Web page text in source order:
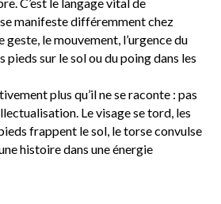
manifeste différemment chez
geste, le mouvement, l’urgence du
pieds sur le sol ou du poing dans les
plus qu’il ne se raconte : pas
Le visage se tord, les
frappent le sol, le torse convulse
histoire dans une énergie